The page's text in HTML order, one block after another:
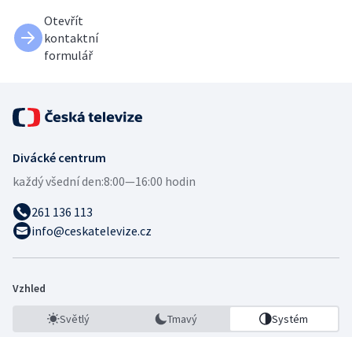
Otevřít
kontaktní
formulář
Divácké centrum
každý všední den:8:00—16:00 hodin
261 136 113
info@ceskatelevize.cz
Vzhled
Světlý Tmavý Systém